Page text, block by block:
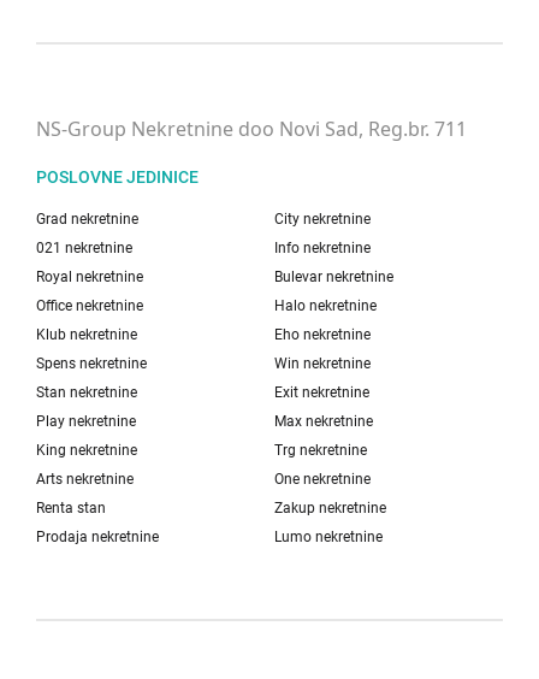
NS-Group Nekretnine doo Novi Sad, Reg.br. 711
POSLOVNE JEDINICE
Grad nekretnine
City nekretnine
021 nekretnine
Info nekretnine
Royal nekretnine
Bulevar nekretnine
Office nekretnine
Halo nekretnine
Klub nekretnine
Eho nekretnine
Spens nekretnine
Win nekretnine
Stan nekretnine
Exit nekretnine
Play nekretnine
Max nekretnine
King nekretnine
Trg nekretnine
Arts nekretnine
One nekretnine
Renta stan
Zakup nekretnine
Prodaja nekretnine
Lumo nekretnine